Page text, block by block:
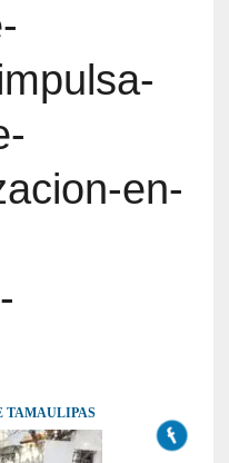
en-
TAMAULIPAS